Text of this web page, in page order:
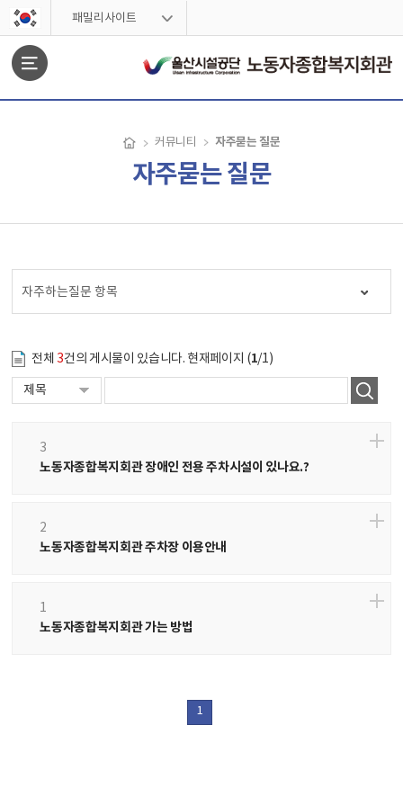
스킵네비게이션
패밀리사이트
커뮤니티 자주묻는 질문
자주묻는 질문
자주하는질문 항목
전체3건의 게시물이 있습니다. 현재페이지 (1/1)
3
노동자종합복지회관 장애인 전용 주차시설이 있나요.?
2
노동자종합복지회관 주차장 이용안내
1
노동자종합복지회관 가는 방법
1